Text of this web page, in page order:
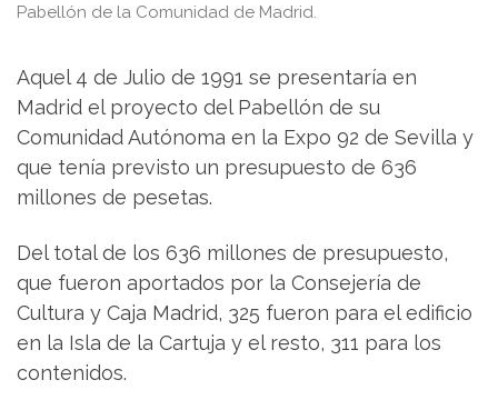
Pabellón de la Comunidad de Madrid.
Aquel 4 de Julio de 1991 se presentaría en
Madrid el proyecto del Pabellón de su
Comunidad Autónoma en la Expo 92 de Sevilla y
que tenía previsto un presupuesto de 636
millones de pesetas.
Del total de los 636 millones de presupuesto,
que fueron aportados por la Consejería de
Cultura y Caja Madrid, 325 fueron para el edificio
en la Isla de la Cartuja y el resto, 311 para los
contenidos.